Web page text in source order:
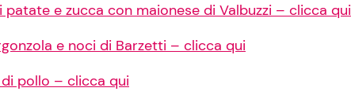
e zucca con maionese di Valbuzzi – clicca qui
e noci di Barzetti – clicca qui
pollo – clicca qui